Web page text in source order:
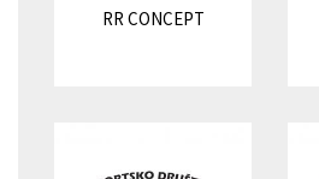
RR CONCEPT